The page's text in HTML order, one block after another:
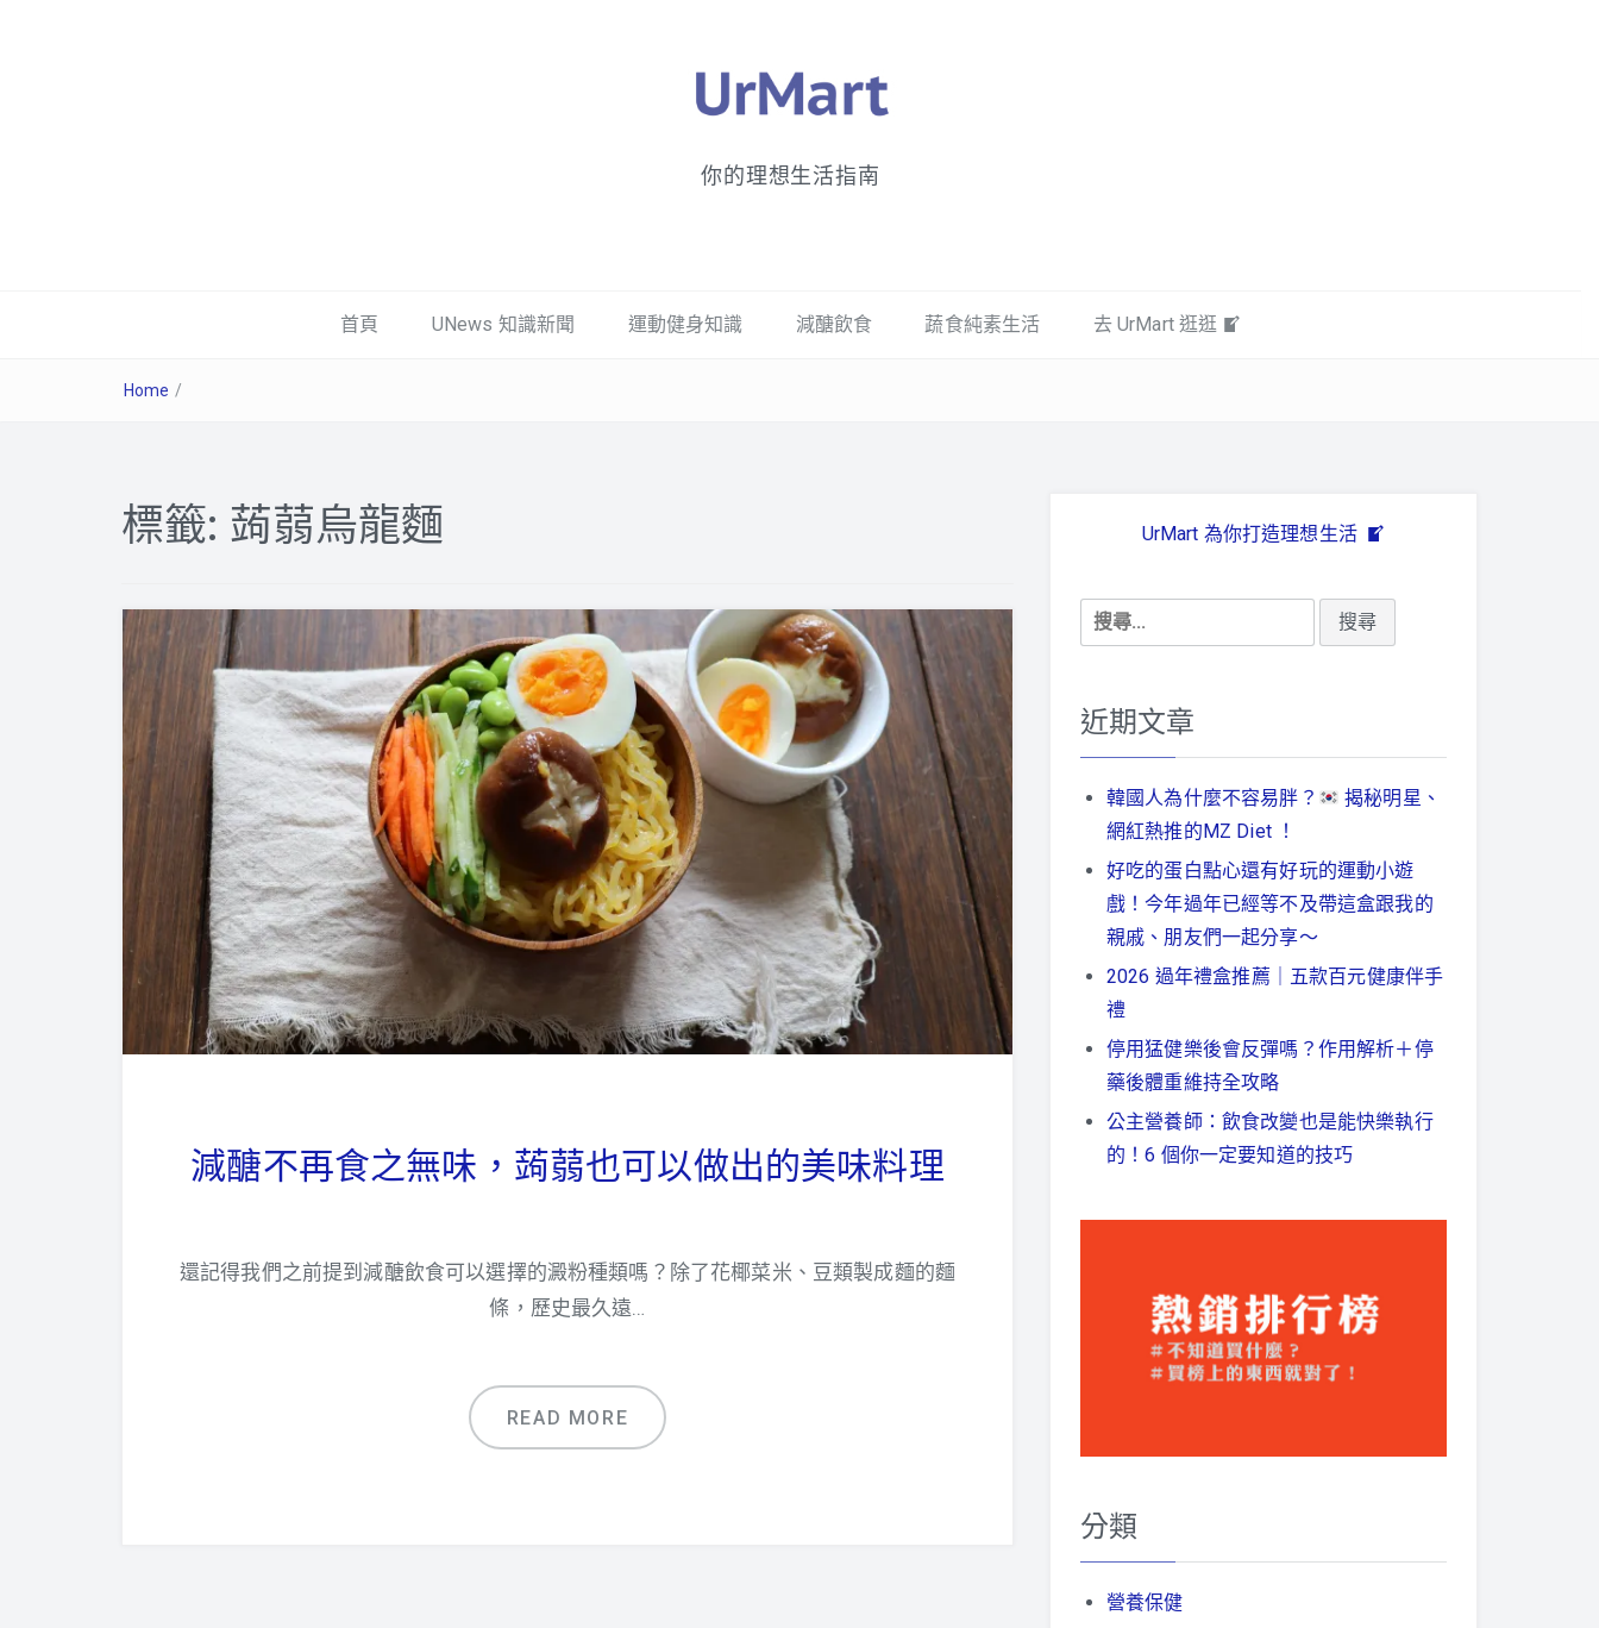
你的理想生活指南
首頁 UNews 知識新聞 運動健身知識 減醣飲食 蔬食純素生活 去 UrMart 逛逛
Home /
標籤: 蒟蒻烏龍麵
減醣不再食之無味，蒟蒻也可以做出的美味料理
還記得我們之前提到減醣飲食可以選擇的澱粉種類嗎？除了花椰菜米、豆類製成麵的麵
條，歷史最久遠…
READ MORE
UrMart 為你打造理想生活
搜
尋
鍵
近期文章
韓國人為什麼不容易胖？
揭秘明星、
網紅熱推的MZ Diet ！
好吃的蛋白點心還有好玩的運動小遊
戲！今年過年已經等不及帶這盒跟我的
親戚、朋友們一起分享～
2026 過年禮盒推薦｜五款百元健康伴手
禮
停用猛健樂後會反彈嗎？作用解析＋停
藥後體重維持全攻略
公主營養師：飲食改變也是能快樂執行
的！6 個你一定要知道的技巧
分類
營養保健